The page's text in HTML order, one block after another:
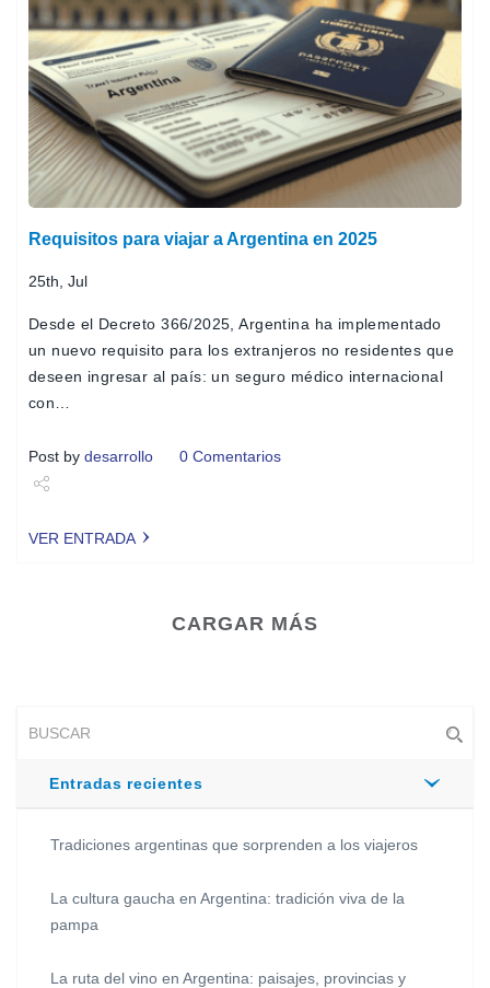
Requisitos para viajar a Argentina en 2025
25th, Jul
Desde el Decreto 366/2025, Argentina ha implementado
un nuevo requisito para los extranjeros no residentes que
deseen ingresar al país: un seguro médico internacional
con…
Post by desarrollo 0 Comentarios
VER ENTRADA
CARGAR MÁS
Entradas recientes
Tradiciones argentinas que sorprenden a los viajeros
La cultura gaucha en Argentina: tradición viva de la
pampa
La ruta del vino en Argentina: paisajes, provincias y